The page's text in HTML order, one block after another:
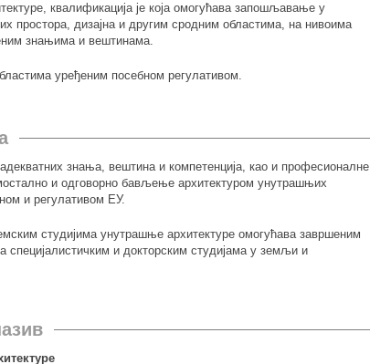
квалификација је која омогућава запошљавање у
простора, дизајна и другим сродним областима, на нивоима
знањима и вештинама.
уређеним посебном регулативом.
знања, вештина и компетенција, као и професионалне
и одговорно бављење архитектуром унутрашњих
и регулативом ЕУ.
студијима унутрашње архитектуре омогућава завршеним
и докторским студијама у земљи и